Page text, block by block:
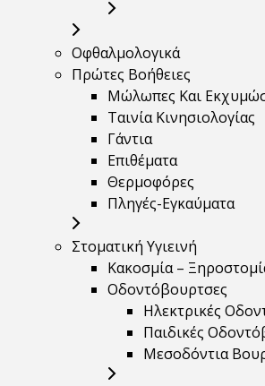
Οφθαλμολογικά
Πρώτες Βοήθειες
Μώλωπες Και
Ταινία Κινησιολογίας
Γάντια
Επιθέματα
Θερμοφόρες
Πληγές-Εγκαύματα
Στοματική Υγιεινή
Κακοσμία –
Οδοντόβουρτσες
Ηλεκτρικές
Παιδικές
Μεσοδόντια